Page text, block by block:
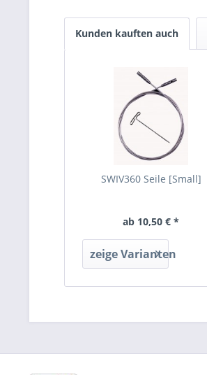
Kunden kauften auch
SWIV360 Seile [Small]
ab 10,50 € *
zeige Varianten